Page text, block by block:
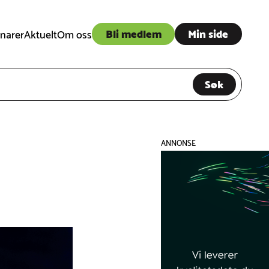
AktueltOm oss Bli medlem Min side
Søk
ANNONSE